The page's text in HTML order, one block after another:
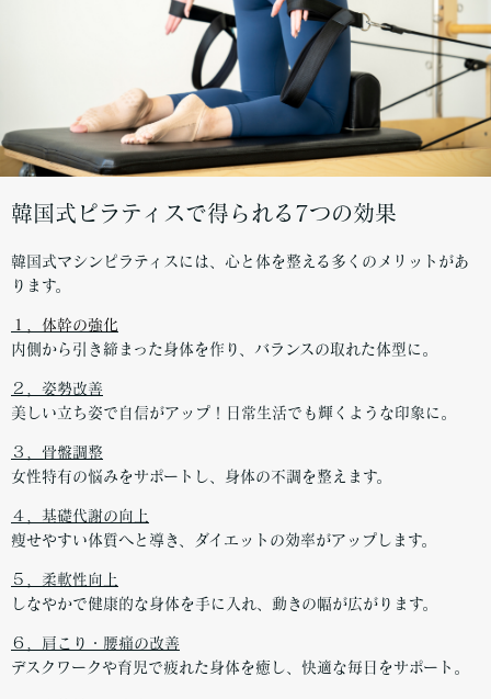
韓国式ピラティスで得られる7つの効果
韓国式マシンピラティスには、心と体を整える多くのメリットがあ
ります。
１，体幹の強化
内側から引き締まった身体を作り、バランスの取れた体型に。
２，姿勢改善
美しい立ち姿で自信がアップ！日常生活でも輝くような印象に。
３，骨盤調整
女性特有の悩みをサポートし、身体の不調を整えます。
４，基礎代謝の向上
痩せやすい体質へと導き、ダイエットの効率がアップします。
５，柔軟性向上
しなやかで健康的な身体を手に入れ、動きの幅が広がります。
６，肩こり・腰痛の改善
デスクワークや育児で疲れた身体を癒し、快適な毎日をサポート。